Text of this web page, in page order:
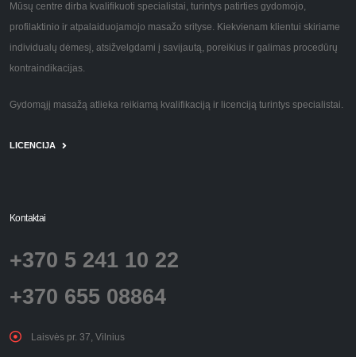
Mūsų centre dirba kvalifikuoti specialistai, turintys patirties gydomojo,
profilaktinio ir atpalaiduojamojo masažo srityse. Kiekvienam klientui skiriame
individualų dėmesį, atsižvelgdami į savijautą, poreikius ir galimas procedūrų
kontraindikacijas.
Gydomąjį masažą atlieka reikiamą kvalifikaciją ir licenciją turintys specialistai.
LICENCIJA
Kontaktai
+370 5 241 10 22
+370 655 08864
Laisvės pr. 37, Vilnius